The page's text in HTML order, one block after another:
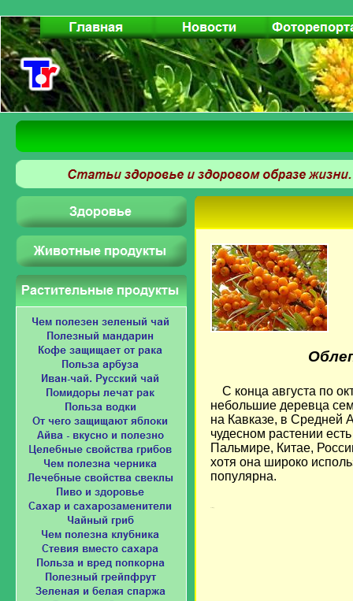
С конца августа по
небольшие деревца
на Кавказе, в Средней
чудесном растении
Пальмире, Китае,
хотя она широко
популярна.